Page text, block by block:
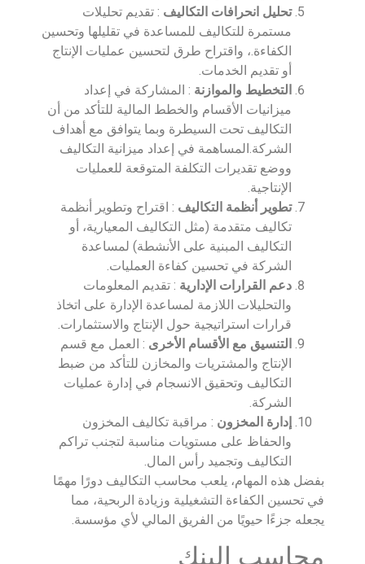
تحليل انحرافات التكاليف : تقديم تحليلات
مستمرة للتكاليف للمساعدة في تقليلها وتحسين
الكفاءة.، واقتراح طرق لتحسين عمليات الإنتاج
أو تقديم الخدمات.
التخطيط والموازنة : المشاركة في إعداد
ميزانيات الأقسام والخطط المالية للتأكد من أن
التكاليف تحت السيطرة وبما يتوافق مع أهداف
الشركة.المساهمة في إعداد ميزانية التكاليف
ووضع تقديرات التكلفة المتوقعة للعمليات
الإنتاجية.
تطوير أنظمة التكاليف : اقتراح وتطوير أنظمة
تكاليف متقدمة (مثل التكاليف المعيارية، أو
التكاليف المبنية على الأنشطة) لمساعدة
الشركة في تحسين كفاءة العمليات.
دعم القرارات الإدارية : تقديم المعلومات
والتحليلات اللازمة لمساعدة الإدارة على اتخاذ
قرارات استراتيجية حول الإنتاج والاستثمارات.
التنسيق مع الأقسام الأخرى : العمل مع قسم
الإنتاج والمشتريات والمخازن للتأكد من ضبط
التكاليف وتحقيق الانسجام في إدارة عمليات
الشركة.
إدارة المخزون : مراقبة تكاليف المخزون
والحفاظ على مستويات مناسبة لتجنب تراكم
التكاليف وتجميد رأس المال.
بفضل هذه المهام، يلعب محاسب التكاليف دورًا مهمًا
في تحسين الكفاءة التشغيلية وزيادة الربحية، مما
يجعله جزءًا حيويًا من الفريق المالي لأي مؤسسة.
محاسب البنك